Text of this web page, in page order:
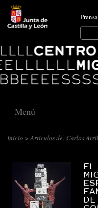
Prensa
for:
Ok
Centro
Cultural
Miguel
Delibes
Menú
CENTRO
MIGUEL
DELIBES
Inicio > Artículos de: Carlos
EL